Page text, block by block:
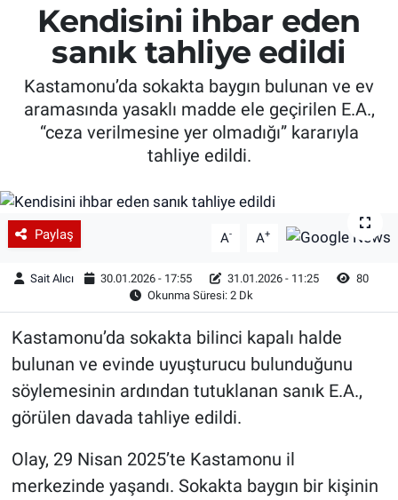
Kendisini ihbar eden
sanık tahliye edildi
Kastamonu’da sokakta baygın bulunan ve ev
aramasında yasaklı madde ele geçirilen E.A.,
“ceza verilmesine yer olmadığı” kararıyla
tahliye edildi.
Paylaş A- A+
Sait Alıcı 30.01.2026 - 17:55 31.01.2026 - 11:25
80
Okunma Süresi: 2 Dk
Kastamonu’da sokakta bilinci kapalı halde
bulunan ve evinde uyuşturucu bulunduğunu
söylemesinin ardından tutuklanan sanık E.A.,
görülen davada tahliye edildi.
Olay, 29 Nisan 2025’te Kastamonu il
merkezinde yaşandı. Sokakta baygın bir kişinin